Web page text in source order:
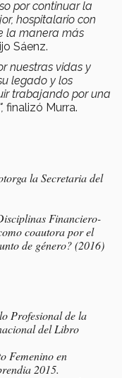
por continuar la
hospitalario con
la manera más
Sáenz.
nuestras vidas y
legado y los
trabajando por una
", finalizó Murra.
la Secretaria del
Financiero-
coautora por el
de género? (2016)
Profesional de la
del Libro
Femenino en
2015.